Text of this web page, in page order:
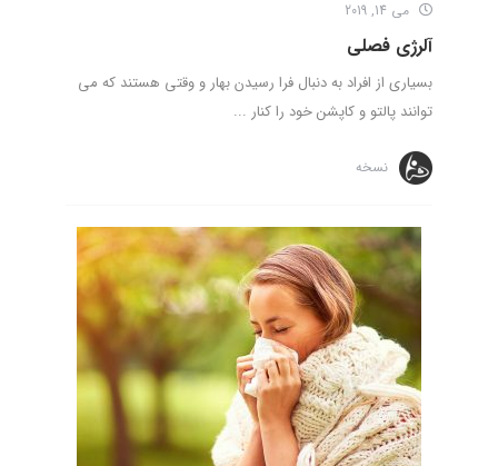
می 14, 2019
آلرژی فصلی
بسیاری از افراد به دنبال فرا رسیدن بهار و وقتی هستند که می
توانند پالتو و کاپشن خود را کنار ...
نسخه